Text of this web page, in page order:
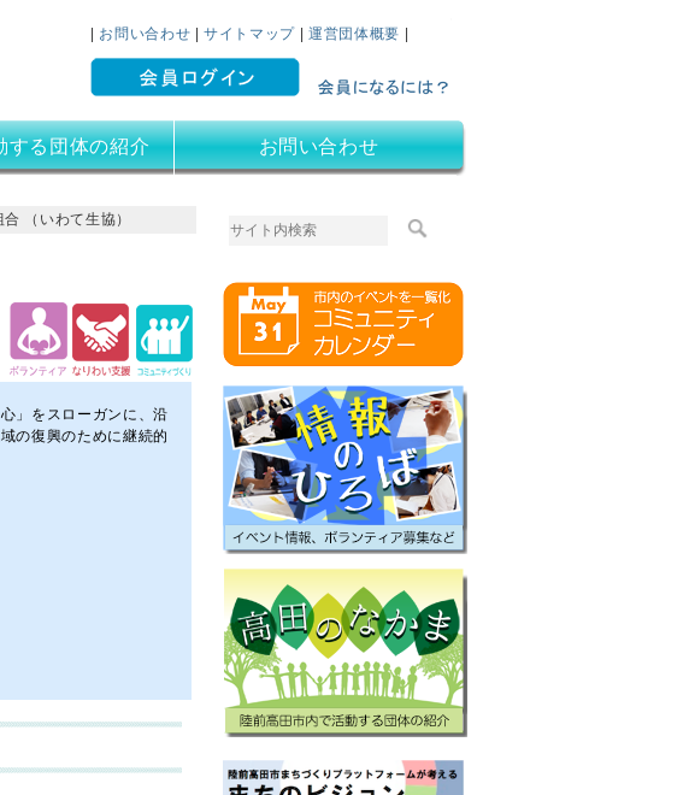
ラットフォーム
お問い合わせ |サイトマップ |運営団体概要
する団体の紹介 お問い合わせ
（いわて生協）
」をスローガンに、沿
の復興のために継続的